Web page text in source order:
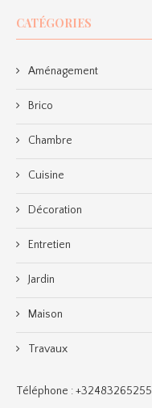
CATÉGORIES
Aménagement
Brico
Chambre
Cuisine
Décoration
Entretien
Jardin
Maison
Travaux
Téléphone :+32483265255